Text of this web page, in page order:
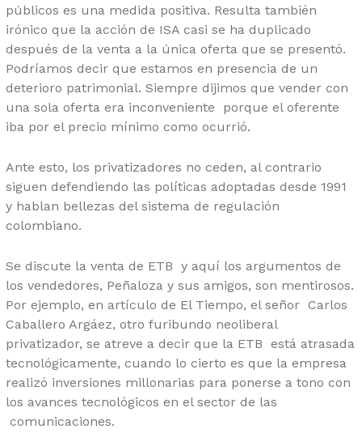
públicos es una medida positiva. Resulta también
irónico que la acción de ISA casi se ha duplicado
después de la venta a la única oferta que se presentó.
Podríamos decir que estamos en presencia de un
deterioro patrimonial. Siempre dijimos que vender con
una sola oferta era inconveniente porque el oferente
iba por el precio mínimo como ocurrió.
Ante esto, los privatizadores no ceden, al contrario
siguen defendiendo las políticas adoptadas desde 1991
y hablan bellezas del sistema de regulación
colombiano.
Se discute la venta de ETB y aquí los argumentos de
los vendedores, Peñaloza y sus amigos, son mentirosos.
Por ejemplo, en artículo de El Tiempo, el señor Carlos
Caballero Argáez, otro furibundo neoliberal
privatizador, se atreve a decir que la ETB está atrasada
tecnológicamente, cuando lo cierto es que la empresa
realizó inversiones millonarias para ponerse a tono con
los avances tecnológicos en el sector de las
comunicaciones.